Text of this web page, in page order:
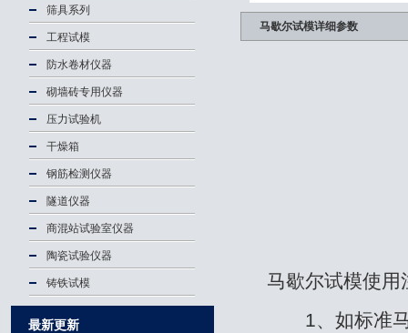
筛具系列
工程试模
防水卷材仪器
砌墙砖专用仪器
压力试验机
干燥箱
钢筋检测仪器
隧道仪器
商混站试验室仪器
陶瓷试验仪器
铸铁试模
最新更新
马歇尔试模详细参数
马歇尔试模使用
1、如标准马